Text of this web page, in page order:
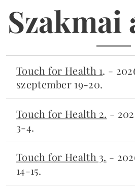
Szakmai
Touch for Health 1. -
szeptember 19-20.
Touch for Health 2. -
3-4.
Touch for Health 3. -
14-15.